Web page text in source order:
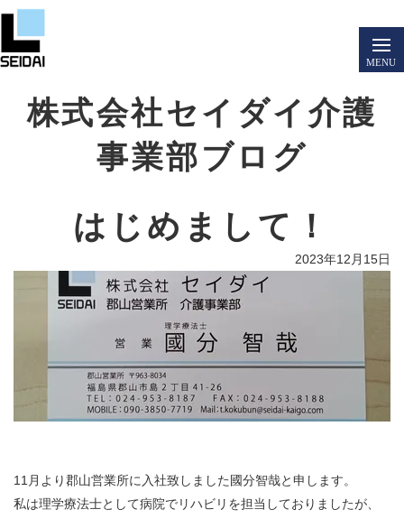
株式会社セイダイ介護
事業部ブログ
はじめまして！
2023年12月15日
11月より郡山営業所に入社致しました國分智哉と申します。
私は理学療法士として病院でリハビリを担当しておりましたが、